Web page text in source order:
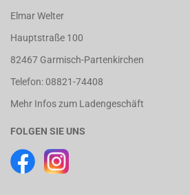
Elmar Welter
Hauptstraße 100
82467 Garmisch-Partenkirchen
Telefon: 08821-74408
Mehr Infos zum Ladengeschäft
FOLGEN SIE UNS